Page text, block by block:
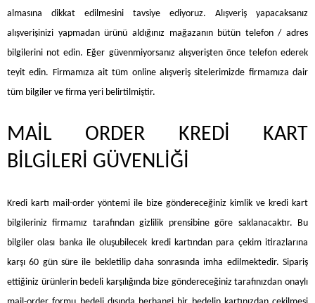
almasına dikkat edilmesini tavsiye ediyoruz. Alışveriş yapacaksanız
alışverişinizi yapmadan ürünü aldığınız mağazanın bütün telefon / adres
bilgilerini not edin. Eğer güvenmiyorsanız alışverişten önce telefon ederek
teyit edin. Firmamıza ait tüm online alışveriş sitelerimizde firmamıza dair
tüm bilgiler ve firma yeri belirtilmiştir.
MAİL ORDER KREDİ KART
BİLGİLERİ GÜVENLİĞİ
Kredi kartı mail-order yöntemi ile bize göndereceğiniz kimlik ve kredi kart
bilgileriniz firmamız tarafından gizlilik prensibine göre saklanacaktır. Bu
bilgiler olası banka ile oluşubilecek kredi kartından para çekim itirazlarına
karşı 60 gün süre ile bekletilip daha sonrasında imha edilmektedir. Sipariş
ettiğiniz ürünlerin bedeli karşılığında bize göndereceğiniz tarafınızdan onaylı